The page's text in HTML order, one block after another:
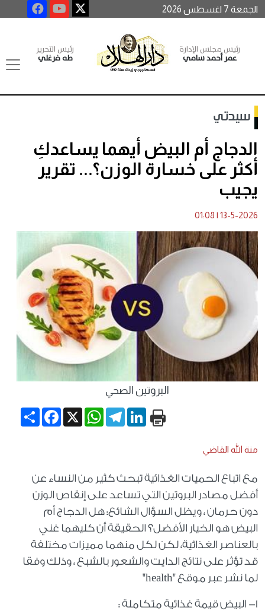
الجمعة 7 اغسطس 2026
رئيس مجلس الإدارة
عمر أحمد سامي
رئيس التحرير
طه فرغلي
سيدتي
الدجاج أم البيض أيهما يساعدكِ
أكثر على خسارة الوزن؟... تقرير
يجيب
13-5-2026
|
01:08
البروتين الصحي
Share
Facebook X
WhatsApp
TelegramLinkedIn
منة الله القاضي
مع اتباع الحميات الغذائية تبحث كثير من النساء عن
أفضل مصادر البروتين التي تساعد على إنقاص الوزن
دون حرمان ، ويظل السؤال الشائع: هل الدجاج أم
البيض هو الخيار الأفضل؟ الحقيقة أن كليهما غني
بالعناصر الغذائية، لكن لكل منهما مميزات مختلفة
قد تؤثر على نتائج الدايت والشعور بالشبع ، وذلك وفقا
لما نشر عبر موقع "health"
١- البيض قيمة غذائية متكاملة :